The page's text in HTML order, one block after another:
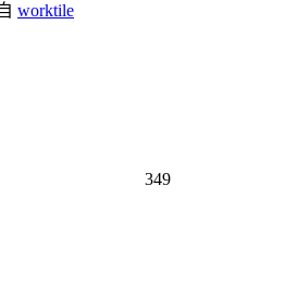
worktile
349